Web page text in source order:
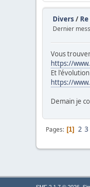
Divers /
Dernier
Vous
https://
Et
https://
Demain je
Pages 1 2 3